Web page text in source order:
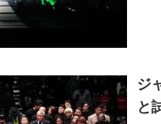
ジ
と